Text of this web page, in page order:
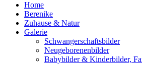
Home
Berenike
Zuhause & Natur
Galerie
Schwangerschaftsbilder
Neugeborenenbilder
Babybilder & Kinderbilder,